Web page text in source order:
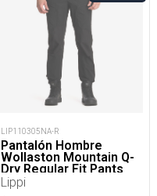
LIP110305NA-R
Pantalón Hombre
Wollaston Mountain Q-
Dry Regular Fit Pants
Lippi